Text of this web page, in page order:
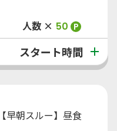
人数 × 50 P
スタート時間
早朝スルー】昼食